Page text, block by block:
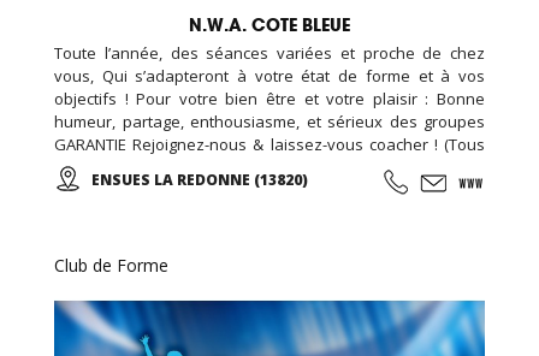
N.W.A. COTE BLEUE
Toute l’année, des séances variées et proche de chez
vous, Qui s’adapteront à votre état de forme et à vos
objectifs ! Pour votre bien être et votre plaisir : Bonne
humeur, partage, enthousiasme, et sérieux des groupes
GARANTIE Rejoignez-nous & laissez-vous coacher ! (Tous
niveaux de pratique/ 5 séances semaine / évènements
proposés.)ENSUES LA REDONNE (13820)
Club de Forme